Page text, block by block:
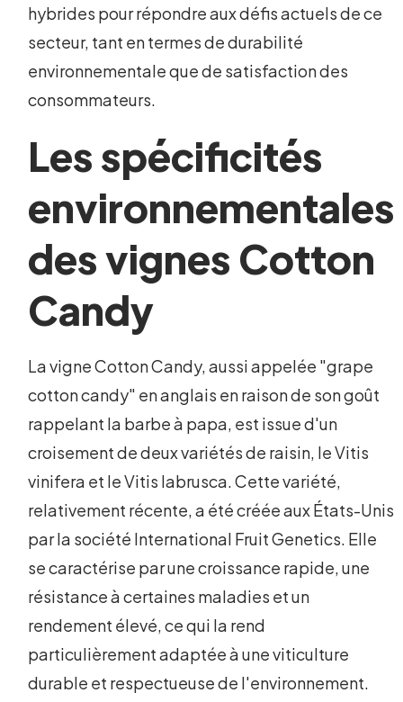
hybrides pour répondre aux défis actuels de ce
secteur, tant en termes de durabilité
environnementale que de satisfaction des
consommateurs.
Les spécificités
environnementales
des vignes Cotton
Candy
La vigne Cotton Candy, aussi appelée "grape
cotton candy" en anglais en raison de son goût
rappelant la barbe à papa, est issue d'un
croisement de deux variétés de raisin, le Vitis
vinifera et le Vitis labrusca. Cette variété,
relativement récente, a été créée aux États-Unis
par la société International Fruit Genetics. Elle
se caractérise par une croissance rapide, une
résistance à certaines maladies et un
rendement élevé, ce qui la rend
particulièrement adaptée à une viticulture
durable et respectueuse de l'environnement.